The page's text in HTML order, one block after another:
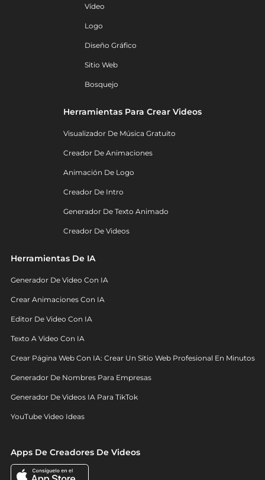
Vídeo
Logo
Diseño Gráfico
Sitio Web
Bosquejo
Herramientas Para Crear Videos
Visualizador De Música Gratuito
Creador De Animaciones
Animación De Logo
Creador De Intro
Generador De Texto Animado
Creador De Videos
Herramientas De IA
Generador De Video Con IA
Crear Animaciones Con IA
Editor De Video Con IA
Texto A Video Con IA
Crear Página Web Con IA: Crear Un Sitio Web Profesional En Minutos
Generador De Nombres Para Empresas
Generador De Videos IA Para TikTok
YouTube Video Ideas
Apps De Creadores De Videos